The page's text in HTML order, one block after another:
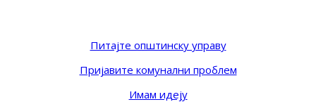
Питајте општинску управу
Пријавите комунални проблем
Имам идеју